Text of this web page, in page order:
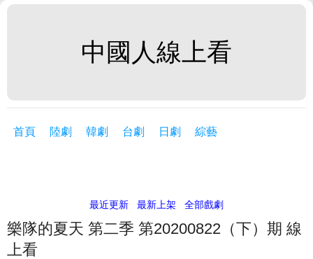
中國人線上看
首頁 陸劇 韓劇 台劇 日劇 綜藝
最近更新 最新上架 全部戲劇
樂隊的夏天 第二季 第20200822（下）期 線
上看